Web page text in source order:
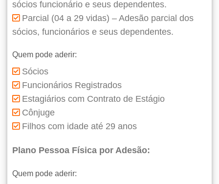
sócios funcionário e seus dependentes.
Parcial (04 a 29 vidas) – Adesão parcial dos
sócios, funcionários e seus dependentes.
Quem pode aderir:
Sócios
Funcionários Registrados
Estagiários com Contrato de Estágio
Cônjuge
Filhos com idade até 29 anos
Plano Pessoa Física por Adesão:
Quem pode aderir: